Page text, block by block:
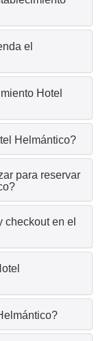
el
Hotel
Helmántico?
para reservar
checkout en el